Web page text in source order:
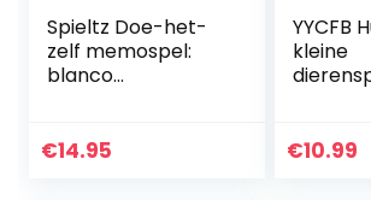
Spieltz Doe-het-
zelf memospel:
blanco
blanco speeldoos
€14.95
YYCFB
kleine
kleine
€10.99